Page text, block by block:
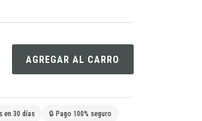
AGREGAR AL CARRO
en 30 días 🔒 Pago 100% seguro